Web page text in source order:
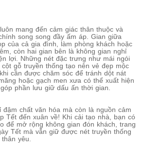
mang đến cảm giác thân thuộc và
song song đầy ấm áp. Gian giữa
của cả gia đình, làm phòng khách hoặc
còn hai gian bên là không gian nghỉ
lợi. Những nét đặc trưng như mái ngói
gỗ truyền thống tạo nên vẻ đẹp mộc
cần được chăm sóc để tránh dột nát
hoặc gạch men xưa có thể xuất hiện
phần lưu giữ dấu ấn thời gian.
đậm chất văn hóa mà còn là nguồn cảm
Tết đến xuân về! Khi cải tạo nhà, bạn có
để mở rộng không gian đón khách, trang
Tết mà vẫn giữ được nét truyền thống
yêu.